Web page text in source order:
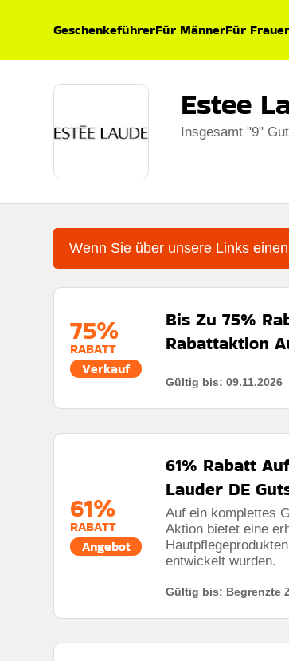
GeschenkeführerFür MännerFür
Estee
Insgesamt "9"
Wenn Sie über unsere Links
75%
RABATT
Verkauf
Bis Zu 75%
Rabattaktion
Gültig bis: 09.11.2026
Mindestkaufbetrag:Keine
Berechtigung:Für alle kunden
Art des Angebots:Zeitlich
Kumulierbar: Nicht mit anderen
Bedingungen:Die
61%
RABATT
Angebot
61% Rabatt
Lauder DE
Auf ein komplettes
Aktion bietet eine
entwickelt wurden.
Gültig bis: Begrenzte